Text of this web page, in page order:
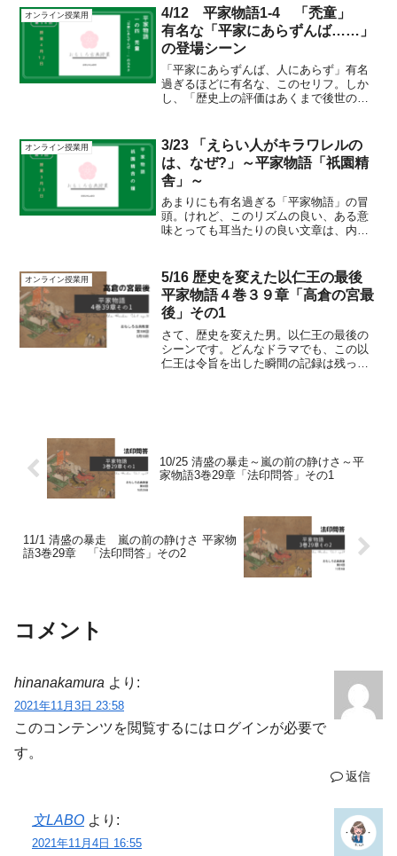
万里小路藤房)の一人とも言われている、
長男の平重盛の存在です...
オンライン授業用
4/12 平家物語1-4 「禿童」
有名な「平家にあらずんば……」
の登場シーン
「平家にあらずんば、人にあらず」有名
過ぎるほどに有名な、このセリフ。しか
し、「歴史上の評価はあくまで後世の
好み、それを真実だと思い込む」とい
う、歴史を勉強するときのお決...
オンライン授業用
3/23 「えらい人がキラワレルの
は、なぜ?」～平家物語「祇園精
舎」～
あまりにも有名過ぎる「平家物語」の冒
頭。けれど、このリズムの良い、ある意
味とっても耳当たりの良い文章は、内容
最初と最後で、この文章のイメージが変
わったならば。この文章を...
オンライン授業用
5/16 歴史を変えた以仁王の最後
平家物語４巻３９章「高倉の宮最
後」その1
さて、歴史を変えた男。以仁王の最後の
シーンです。どんなドラマでも、この以
仁王は令旨を出した瞬間の記録は残って
10/25 清盛の暴走～嵐の前の静けさ～平
家物語3巻29章「法印問答」その1
11/1 清盛の暴走 嵐の前の静けさ 平家物
語3巻29章 「法印問答」その2
コメント
hinanakamura より:
2021年11月3日 23:58
このコンテンツを閲覧するにはログインが必要で
す。
返信
文LABO より:
2021年11月4日 16:55